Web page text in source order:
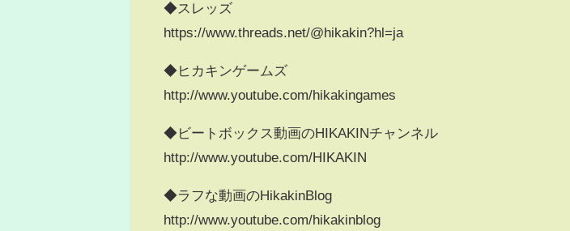
◆スレッズ
https://www.threads.net/@hikakin?hl=ja
◆ヒカキンゲームズ
http://www.youtube.com/hikakingames
◆ビートボックス動画のHIKAKINチャンネル
http://www.youtube.com/HIKAKIN
◆ラフな動画のHikakinBlog
http://www.youtube.com/hikakinblog